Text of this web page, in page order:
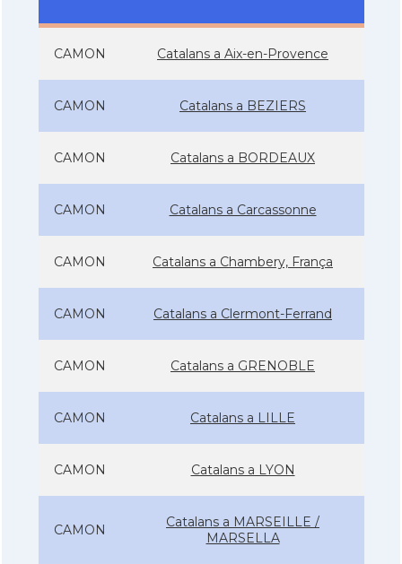
CAMON Catalans a Aix-en-Provence
CAMON Catalans a BEZIERS
CAMON Catalans a BORDEAUX
CAMON Catalans a Carcassonne
CAMON Catalans a Chambery, França
CAMON Catalans a Clermont-Ferrand
CAMON Catalans a GRENOBLE
CAMON Catalans a LILLE
CAMON Catalans a LYON
CAMON
Catalans a MARSEILLE /
MARSELLA